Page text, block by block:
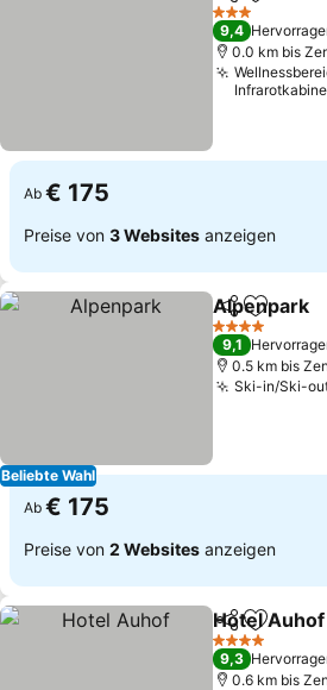
3 Sterne
9,4
0.0 km bis
Infrarotkabine
Ab € 175
Preise von 3 Websites anzeigen
Beliebte Wahl
TeilenZu
Alpenpark
4 Sterne
9,1
0.5 km bis
Ski-in/Ski-
Ab € 175
Preise von 2 Websites anzeigen
TeilenZu
Hotel Auhof
4 Sterne
9,3
0.6 km bis